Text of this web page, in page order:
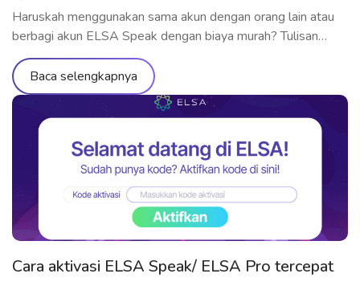
Haruskah menggunakan sama akun dengan orang lain atau
berbagi akun ELSA Speak dengan biaya murah? Tulisan
berikut ini akan menjelaskan alasannya
Baca selengkapnya
Cara aktivasi ELSA Speak/ ELSA Pro tercepat